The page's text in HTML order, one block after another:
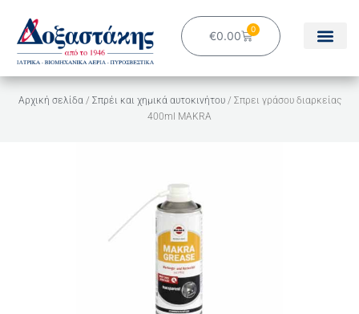
περιεχόμενο
€0.00 0
Cart
Αρχική σελίδα / Σπρέι και χημικά αυτοκινήτου/ Σπρει γράσου διαρκείας
400ml MAKRA